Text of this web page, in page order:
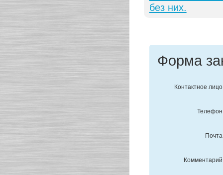
без них.
Форма
Контактное